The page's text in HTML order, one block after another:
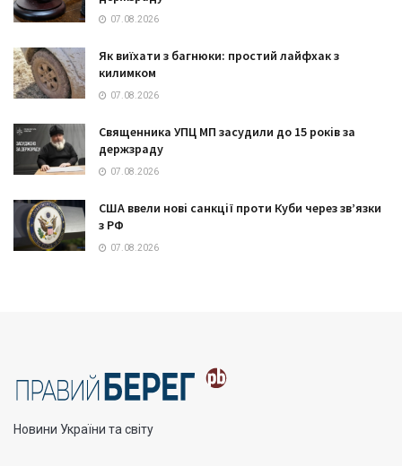
07.08.2026
Як виїхати з багнюки: простий лайфхак з
килимком
07.08.2026
Священника УПЦ МП засудили до 15 років за
держзраду
07.08.2026
США ввели нові санкції проти Куби через зв’язки
з РФ
07.08.2026
Новини України та світу